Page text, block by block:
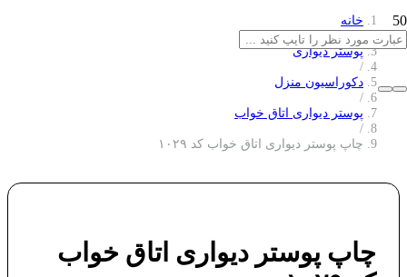
خانه
/
پوستر دیواری
/
دکوراسیون منزل
/
پوستر دیواری اتاق خواب
/
چاپ پوستر دیواری اتاق خواب کد ۱۰۲۹
چاپ پوستر دیواری اتاق خواب